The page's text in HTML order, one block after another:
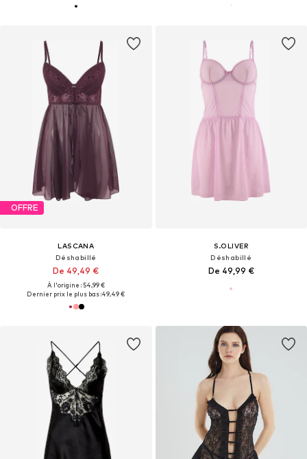
OFFRE
LASCANA
Déshabillé
De 49,49 €
À l'origine : 54,99 €
Dernier prix le plus bas :49,49 €
S.OLIVER
Déshabillé
De 49,99 €